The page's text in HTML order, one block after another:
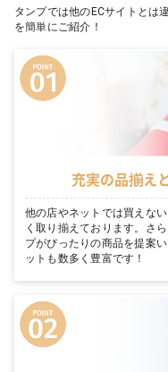
タンプでは他のECサイトとは
を簡単にご紹介！
充実の品揃え
他の店やネットでは買えな
く取り揃えております。さ
プがぴったりの商品を提案
ットも数多く豊富です！